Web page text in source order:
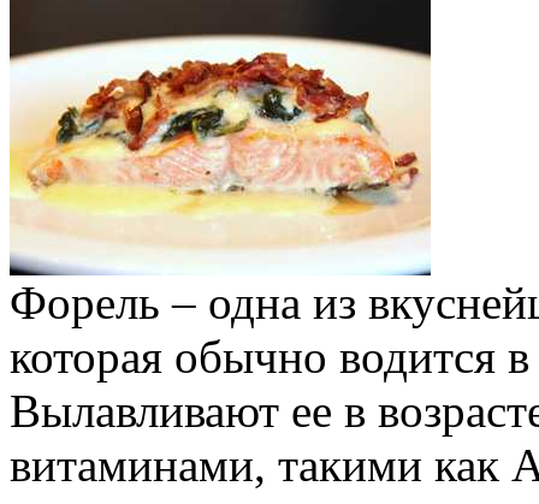
Форель – одна из
которая обычно водится
Вылавливают ее в
витаминами, такими как